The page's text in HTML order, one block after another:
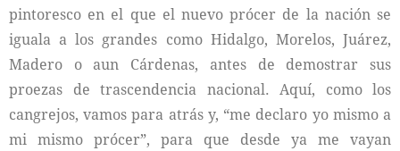
pintoresco en el que el nuevo prócer de la nación se
iguala a los grandes como Hidalgo, Morelos, Juárez,
Madero o aun Cárdenas, antes de demostrar sus
proezas de trascendencia nacional. Aquí, como los
cangrejos, vamos para atrás y, “me declaro yo mismo a
mi mismo prócer”, para que desde ya me vayan